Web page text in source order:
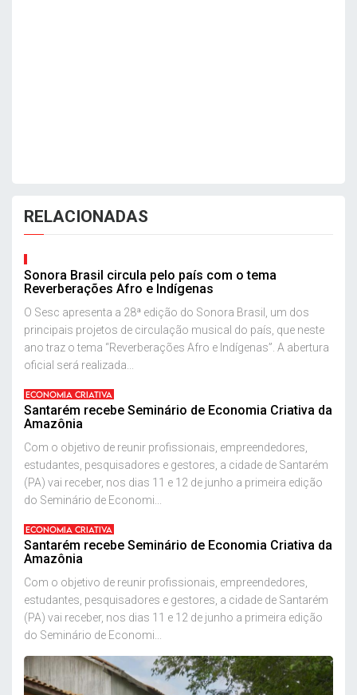
RELACIONADAS
Sonora Brasil circula pelo país com o tema
Reverberações Afro e Indígenas
O Sesc apresenta a 28ª edição do Sonora Brasil, um dos
principais projetos de circulação musical do país, que neste
ano traz o tema “Reverberações Afro e Indígenas”. A abertura
oficial será realizada...
ECONOMIA CRIATIVA
Santarém recebe Seminário de Economia Criativa da
Amazônia
Com o objetivo de reunir profissionais, empreendedores,
estudantes, pesquisadores e gestores, a cidade de Santarém
(PA) vai receber, nos dias 11 e 12 de junho a primeira edição
do Seminário de Economi...
ECONOMIA CRIATIVA
Santarém recebe Seminário de Economia Criativa da
Amazônia
Com o objetivo de reunir profissionais, empreendedores,
estudantes, pesquisadores e gestores, a cidade de Santarém
(PA) vai receber, nos dias 11 e 12 de junho a primeira edição
do Seminário de Economi...